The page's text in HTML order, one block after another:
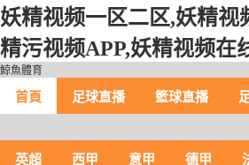
妖精视频一区二区,妖精视
精污视频APP,妖精视频在
鯨魚體育
首頁 足球直播 籃球直播
英超 西甲 意甲 德甲